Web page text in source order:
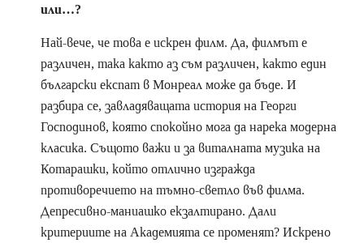
или…?
Най-вече, че това е искрен филм. Да, филмът е
различен, така както аз съм различен, както един
български експат в Монреал може да бъде. И
разбира се, завладяващата история на Георги
Господинов, която спокойно мога да нарека модерна
класика. Същото важи и за виталната музика на
Котарашки, който отлично изгражда
противоречието на тъмно-светло във филма.
Депресивно-маниашко екзалтирано. Дали
критериите на Академията се променят? Искрено